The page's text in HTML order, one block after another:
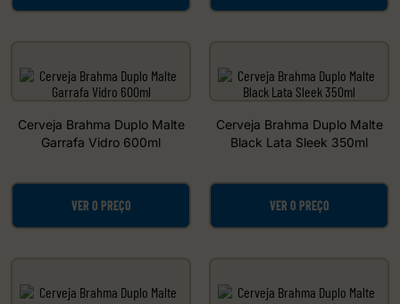
Cerveja Brahma Duplo Malte
Garrafa Vidro 600ml
VER O PREÇO
Cerveja Brahma Duplo Malte
Black Lata Sleek 350ml
VER O PREÇO